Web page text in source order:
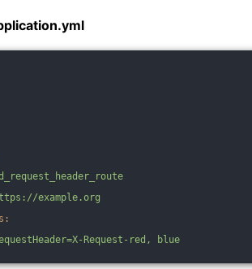
example.org
Request-red, blue